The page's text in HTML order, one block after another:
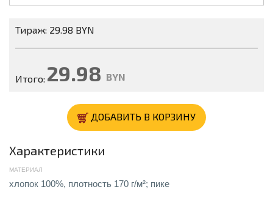
Тираж: 29.98 BYN
Итого: 29.98 BYN
ДОБАВИТЬ В КОРЗИНУ
Характеристики
МАТЕРИАЛ
хлопок 100%, плотность 170 г/м²; пике